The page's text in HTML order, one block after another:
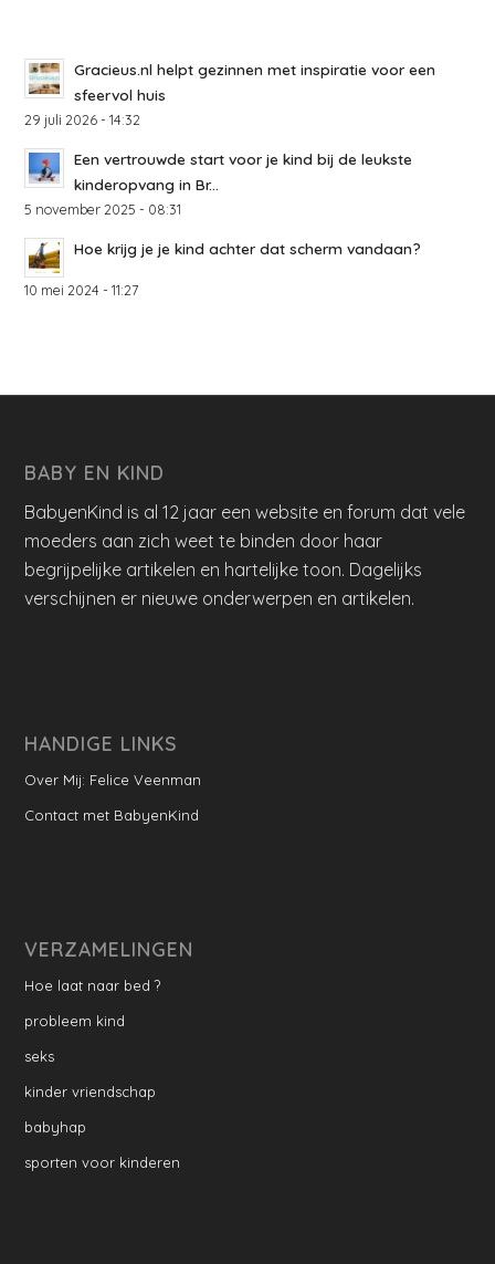
Gracieus.nl helpt gezinnen met inspiratie voor een
sfeervol huis
29 juli 2026 - 14:32
Een vertrouwde start voor je kind bij de leukste
kinderopvang in Br...
5 november 2025 - 08:31
Hoe krijg je je kind achter dat scherm vandaan?
10 mei 2024 - 11:27
BABY EN KIND
BabyenKind is al 12 jaar een website en forum dat vele
moeders aan zich weet te binden door haar
begrijpelijke artikelen en hartelijke toon. Dagelijks
verschijnen er nieuwe onderwerpen en artikelen.
HANDIGE LINKS
Over Mij: Felice Veenman
Contact met BabyenKind
VERZAMELINGEN
Hoe laat naar bed ?
probleem kind
seks
kinder vriendschap
babyhap
sporten voor kinderen